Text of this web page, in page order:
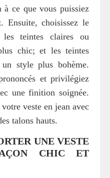
à ce que vous puissiez
Ensuite, choisissez le
teintes claires ou
chic; et les teintes
style plus bohème.
et privilégiez
une finition soignée.
veste en jean avec
talons hauts.
UNE VESTE
CHIC ET